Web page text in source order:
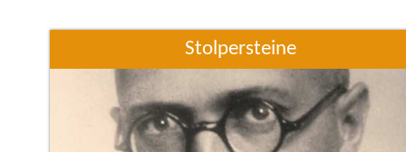
Stolpersteine